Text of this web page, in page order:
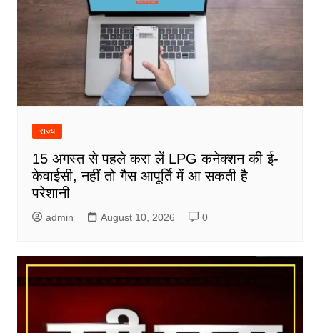
राज्य
15 अगस्त से पहले करा लें LPG कनेक्शन की ई-
केवाईसी, नहीं तो गैस आपूर्ति में आ सकती है
परेशानी
admin August 10, 2026 0